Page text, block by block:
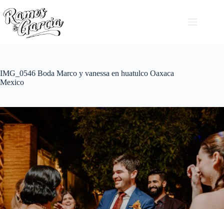
IMG_0546 Boda Marco y vanessa en huatulco Oaxaca
Mexico